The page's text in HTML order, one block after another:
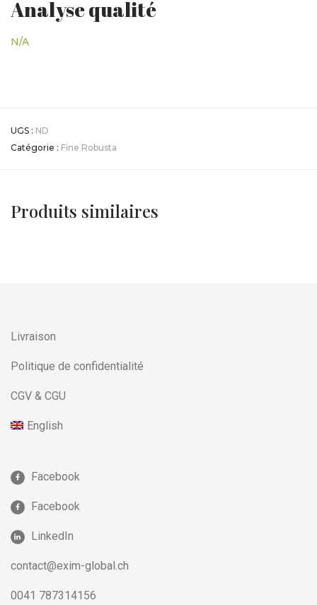
Analyse qualité
N/A
UGS : ND
Catégorie : Fine Robusta
Produits similaires
Livraison
Politique de confidentialité
CGV & CGU
English
Facebook
Facebook
LinkedIn
contact@exim-global.ch
0041 787314156